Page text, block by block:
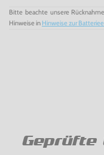
Bitte beachte unsere
Hinweise in Hinweise zur
Geprüfte